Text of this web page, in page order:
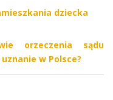
dziecka
orzeczenia sądu
w Polsce?